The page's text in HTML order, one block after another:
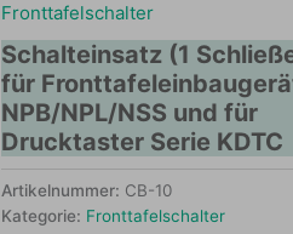
Fronttafelschalter
Schalteinsatz (1
für
NPB/NPL/NSS und für
Drucktaster Serie KDTC
Artikelnummer: CB-10
Kategorie: Fronttafelschalter